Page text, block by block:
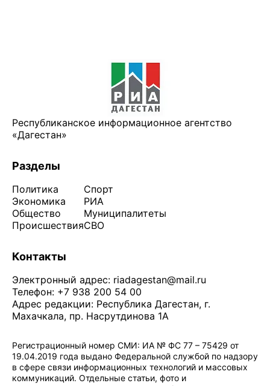
Республиканское информационное агентство
«Дагестан»
Разделы
Политика
Экономика
Общество
Происшествия
Спорт
РИА
Муниципалитеты
СВО
Контакты
Электронный адрес: riadagestan@mail.ru
Телефон: +7 938 200 54 00
Адрес редакции: Республика Дагестан, г.
Махачкала, пр. Насрутдинова 1А
Регистрационный номер СМИ: ИА № ФС 77 – 75429 от
19.04.2019 года выдано Федеральной службой по надзору
в сфере связи информационных технологий и массовых
коммуникаций. Отдельные статьи, фото и